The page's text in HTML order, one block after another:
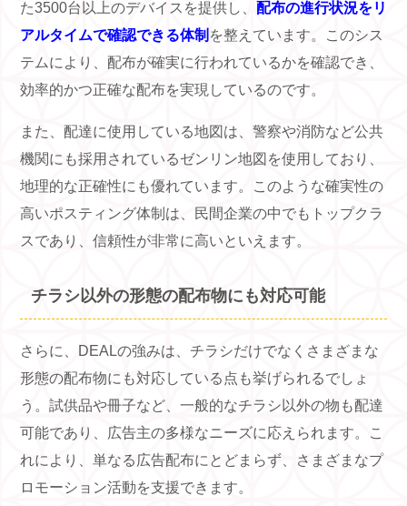
た3500台以上のデバイスを提供し、 配布の進行状況をリ
アルタイムで確認できる体制 を整えています。このシス
テムにより、配布が確実に行われているかを確認でき、
効率的かつ正確な配布を実現しているのです。
また、配達に使用している地図は、警察や消防など公共
機関にも採用されているゼンリン地図を使用しており、
地理的な正確性にも優れています。このような確実性の
高いポスティング体制は、民間企業の中でもトップクラ
スであり、信頼性が非常に高いといえます。
チラシ以外の形態の配布物にも対応可能
さらに、DEALの強みは、チラシだけでなくさまざまな
形態の配布物にも対応している点も挙げられるでしょ
う。試供品や冊子など、一般的なチラシ以外の物も配達
可能であり、広告主の多様なニーズに応えられます。こ
れにより、単なる広告配布にとどまらず、さまざまなプ
ロモーション活動を支援できます。